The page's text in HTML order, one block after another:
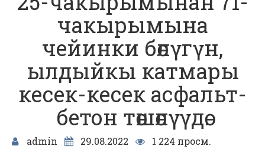
чакырымына
чейинки бөлүгүн,
ылдыйкы катмары
кесек-кесек асфальт-
бетон төшөлүүдө.
admin 29.08.2022
1 224 просм.